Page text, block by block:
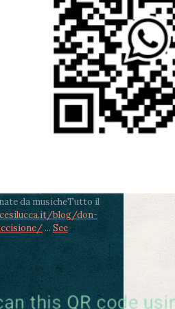
11:30 - Lucca, Scuola
- Viale Castruccio
murales in
curato dal Liceo
ore 18 - Fiano
- Messa in
da mons.
di Lucca
ore 20.30 -
al Cippo di don
Memoria in alcuni
Ritrovo alle ore
con conclusione al
Elisa). Durante le
da musicheTutto il
blog/don-
... See